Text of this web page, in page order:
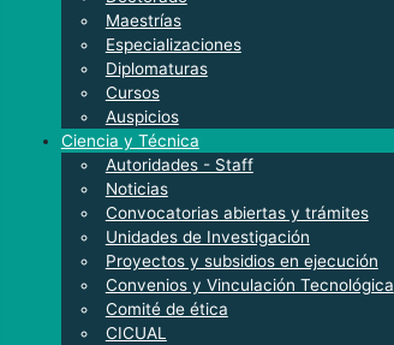
Maestrías
Especializaciones
Diplomaturas
Cursos
Auspicios
Ciencia y Técnica
Autoridades - Staff
Noticias
Convocatorias abiertas y trámites
Unidades de Investigación
Proyectos y subsidios en ejecución
Convenios y Vinculación Tecnológica
Comité de ética
CICUAL